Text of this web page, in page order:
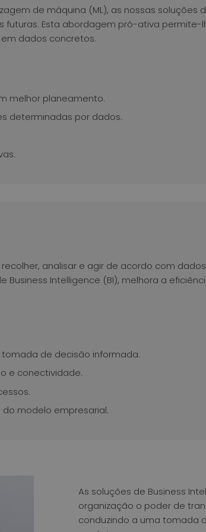
de máquina (ML), as nossas soluções
Esta abordagem pró-ativa
dados concretos.
melhor planeamento.
determinadas por dados.
analisar e agir de acordo com
Business Intelligence (BI), melhora a
de decisão informada.
e conectividade.
modelo empresarial.
As soluções de Business
organização o poder de
conduzindo a uma tomada